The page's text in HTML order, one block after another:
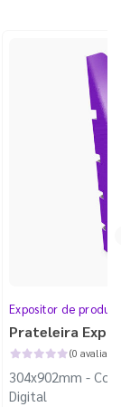
Expositor de
Prateleira
(0
304x902mm -
Digital